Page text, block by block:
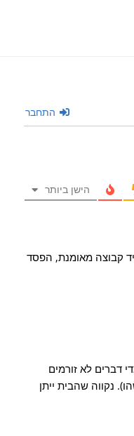
התחבר
הישן ביותר
קבוצה מאומנת, הפסד
דברים לא זורמים
נקווה שהבית ייתן